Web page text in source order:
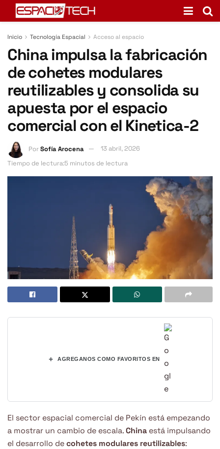
Inicio Tecnología Espacial Acceso al espacio
China impulsa la fabricación
de cohetes modulares
reutilizables y consolida su
apuesta por el espacio
comercial con el Kinetica-2
PorSofía Arocena
13 abril, 2026
Tiempo de lectura:5 minutos de lectura
+ AGREGANOS COMO FAVORITOS EN
El sector espacial comercial de Pekín está empezando
a mostrar un cambio de escala.China está impulsando
el desarrollo decohetes modulares reutilizables: